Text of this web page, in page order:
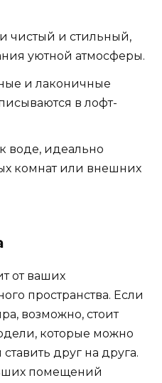
чистый и стильный,
уютной атмосферы.
и лаконичные
в лофт-
воде, идеально
комнат или внешних
от ваших
пространства. Если
возможно, стоит
которые можно
друг на друга.
помещений